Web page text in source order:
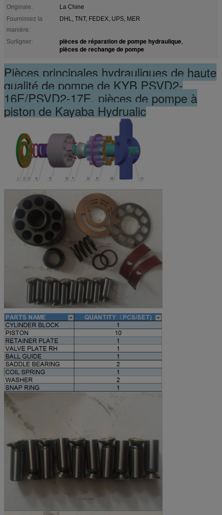
Originale:
La Chine
Fournissez la
manière:
DHL, TNT, FEDEX, UPS, MER
Surligner: pièces de réparation de pompe hydraulique,
pièces de rechange de pompe
Pièces principales hydrauliques de haute
qualité de pompe de KYB PSVD2-
16E/PSVD2-17E, pièces de pompe à
piston de Kayaba Hydrualic